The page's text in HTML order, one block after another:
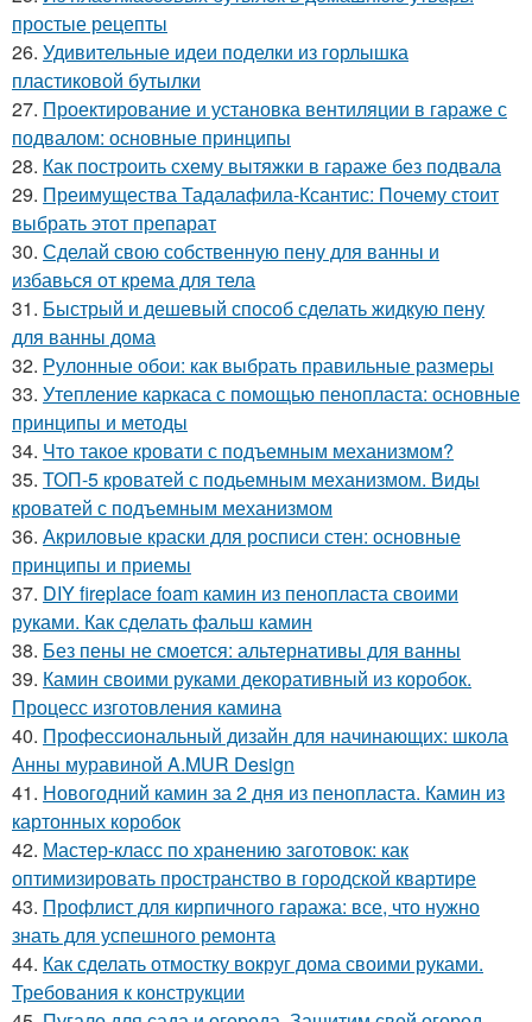
простые рецепты
26. Удивительные идеи поделки из горлышка
пластиковой бутылки
27. Проектирование и установка вентиляции в гараже с
подвалом: основные принципы
28. Как построить схему вытяжки в гараже без подвала
29. Преимущества Тадалафила-Ксантис: Почему стоит
выбрать этот препарат
30. Сделай свою собственную пену для ванны и
избавься от крема для тела
31. Быстрый и дешевый способ сделать жидкую пену
для ванны дома
32. Рулонные обои: как выбрать правильные размеры
33. Утепление каркаса с помощью пенопласта: основные
принципы и методы
34. Что такое кровати с подъемным механизмом?
35. ТОП-5 кроватей с подьемным механизмом. Виды
кроватей с подъемным механизмом
36. Акриловые краски для росписи стен: основные
принципы и приемы
37. DIY fireplace foam камин из пенопласта своими
руками. Как сделать фальш камин
38. Без пены не смоется: альтернативы для ванны
39. Камин своими руками декоративный из коробок.
Процесс изготовления камина
40. Профессиональный дизайн для начинающих: школа
Анны муравиной A.MUR Design
41. Новогодний камин за 2 дня из пенопласта. Камин из
картонных коробок
42. Мастер-класс по хранению заготовок: как
оптимизировать пространство в городской квартире
43. Профлист для кирпичного гаража: все, что нужно
знать для успешного ремонта
44. Как сделать отмостку вокруг дома своими руками.
Требования к конструкции